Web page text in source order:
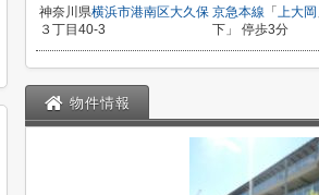
神奈川県横浜市港南区大久保
３丁目40-3
京急本線 「 上大岡
下」 停歩3分
物件情報